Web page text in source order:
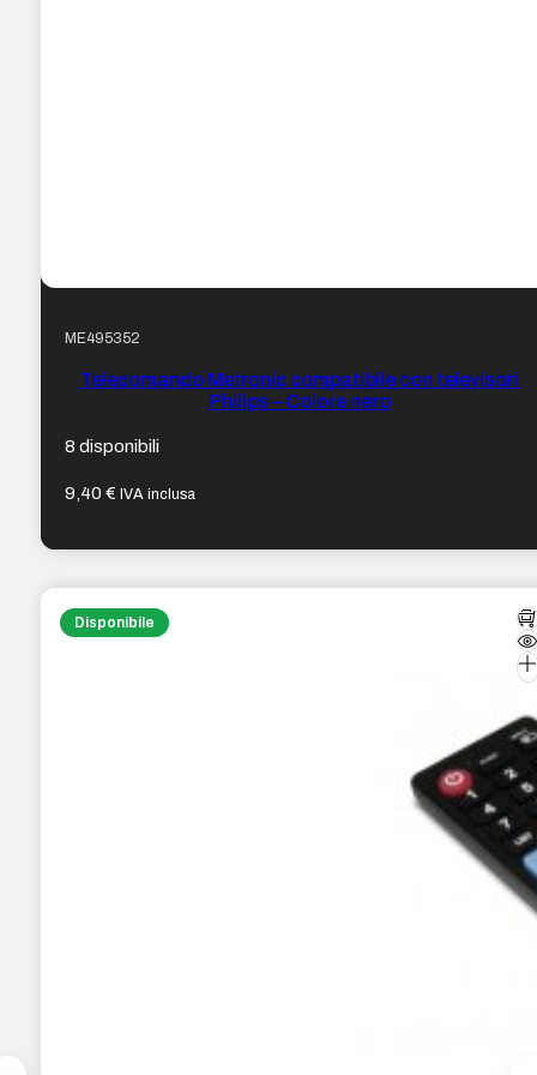
ME495352
Telecomando Metronic compatibile con televisori
Philips – Colore nero
8 disponibili
9,40€ IVA inclusa
Disponibile